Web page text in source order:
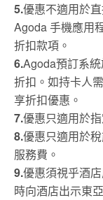
5.優惠不適用於
Agoda 手機應用
折扣款項。
6.Agoda預訂系
折扣。如持卡人
享折扣優惠。
7.優惠只適用於
8.優惠只適用於
服務費。
9.優惠須視乎酒
時向酒店出示東